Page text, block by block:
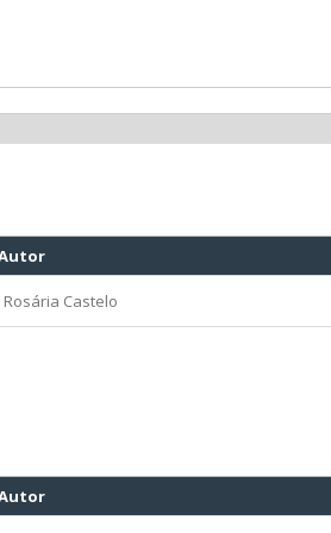
Rosária Castelo